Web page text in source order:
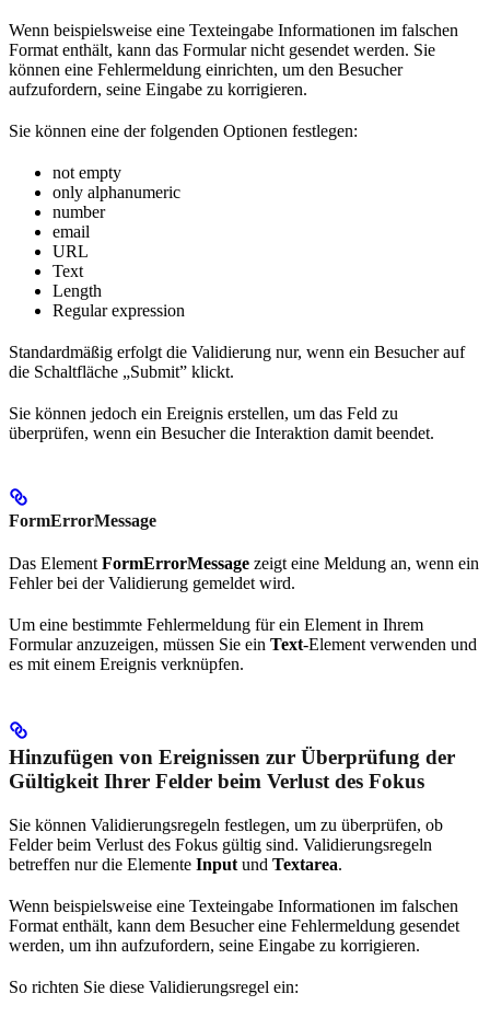
Wenn beispielsweise eine Texteingabe Informationen im falschen
Format enthält, kann das Formular nicht gesendet werden. Sie
können eine Fehlermeldung einrichten, um den Besucher
aufzufordern, seine Eingabe zu korrigieren.
Sie können eine der folgenden Optionen festlegen:
not empty
only alphanumeric
number
email
URL
Text
Length
Regular expression
Standardmäßig erfolgt die Validierung nur, wenn ein Besucher auf
die Schaltfläche „Submit” klickt.
Sie können jedoch ein Ereignis erstellen, um das Feld zu
überprüfen, wenn ein Besucher die Interaktion damit beendet.
FormErrorMessage
Das Element FormErrorMessage zeigt eine Meldung an, wenn ein
Fehler bei der Validierung gemeldet wird.
Um eine bestimmte Fehlermeldung für ein Element in Ihrem
Formular anzuzeigen, müssen Sie ein Text-Element verwenden und
es mit einem Ereignis verknüpfen.
Hinzufügen von Ereignissen zur Überprüfung der
Gültigkeit Ihrer Felder beim Verlust des Fokus
Sie können Validierungsregeln festlegen, um zu überprüfen, ob
Felder beim Verlust des Fokus gültig sind. Validierungsregeln
betreffen nur die Elemente Input und Textarea.
Wenn beispielsweise eine Texteingabe Informationen im falschen
Format enthält, kann dem Besucher eine Fehlermeldung gesendet
werden, um ihn aufzufordern, seine Eingabe zu korrigieren.
So richten Sie diese Validierungsregel ein: